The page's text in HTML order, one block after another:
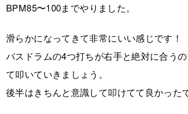
BPM85〜100までやりました。
滑らかになってきて非常にいい感じです！
バスドラムの4つ打ちが右手と絶対に合う
て叩いていきましょう。
後半はきちんと意識して叩けてて良かった